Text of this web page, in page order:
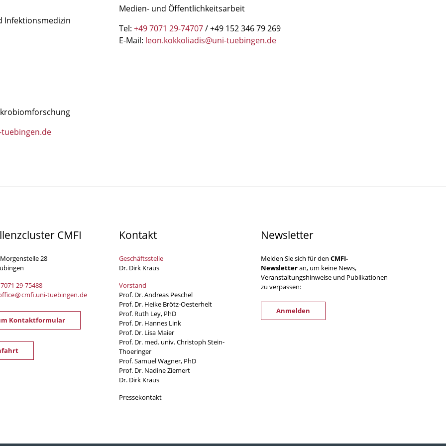
Medien- und Öffentlichkeitsarbeit
Tel: +49 7071 29-74707/ +49 152 346 79 269
E-Mail: leon.kokkoliadis@uni-tuebingen.de
CMFI
28
29-75488
@cmfi.uni-tuebingen.de
Kontaktformular
Kontakt
Geschäftsstelle
Dr. Dirk Kraus
Vorstand
Prof. Dr. Andreas Peschel
Prof. Dr. Heike Brötz-Oesterhelt
Prof. Ruth Ley, PhD
Prof. Dr. Hannes Link
Prof. Dr. Lisa Maier
Prof. Dr. med. univ. Christoph Stein-
Thoeringer
Prof. Samuel Wagner, PhD
Prof. Dr. Nadine Ziemert
Dr. Dirk Kraus
Pressekontakt
Newsletter
Melden Sie sich für den CMFI-
Newsletteran, um keine News,
Veranstaltungshinweise und Publikationen
zu verpassen:
Anmelden